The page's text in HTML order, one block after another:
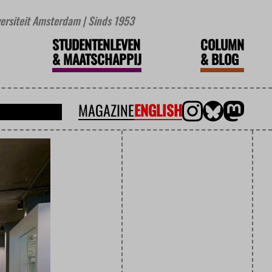
Amsterdam | Sinds 1953
STUDENTENLEVEN
&MAATSCHAPPIJ
COLUMN
&BLOG
MAGAZINEENGLISH